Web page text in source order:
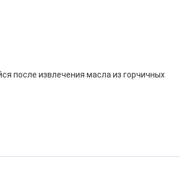
после извлечения масла из горчичных